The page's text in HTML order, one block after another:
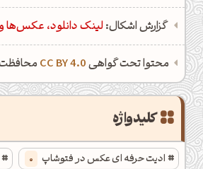
گزارش اشکال:لینک دانلود، عکس‌ها
محتوا تحت گواهیCC BY 4.0
کلیدواژه
ادیت حرفه ای عکس در فتوشاپ 0